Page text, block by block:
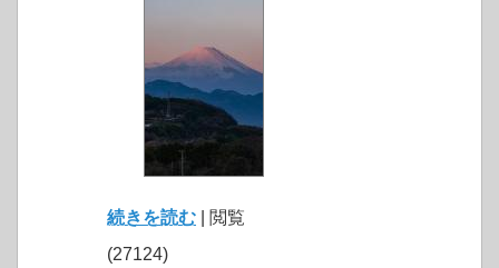
続きを読む | 閲覧
(27124)